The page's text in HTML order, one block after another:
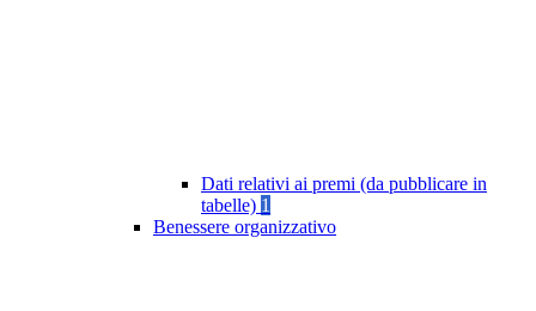
Dati relativi ai premi (da pubblicare in
tabelle) 1
Benessere organizzativo